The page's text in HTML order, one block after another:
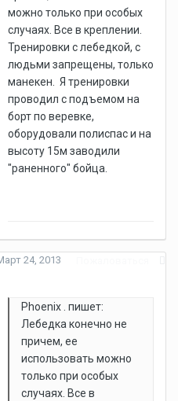
можно только при особых
случаях. Все в креплении.
Тренировки с лебедкой, с
людьми запрещены, только
манекен. Я тренировки
проводил с подъемом на
борт по веревке,
оборудовали полиспас и на
высоту 15м заводили
"раненного" бойца.
24, 2013
Phoenix . пишет:
Лебедка конечно не
причем, ее
использовать можно
только при особых
случаях. Все в